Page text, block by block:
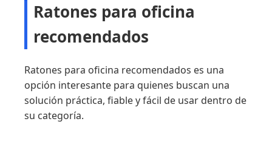
Ratones para oficina
recomendados
Ratones para oficina recomendados es una
opción interesante para quienes buscan una
solución práctica, fiable y fácil de usar dentro de
su categoría.